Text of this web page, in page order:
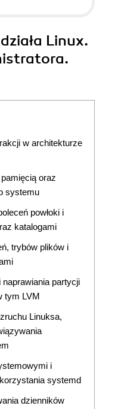
Linux.
w architekturze
oraz
systemu
powłoki i
katalogami
trybów plików i
partycji
tym LVM
Linuksa,
i
systemd
dzienników